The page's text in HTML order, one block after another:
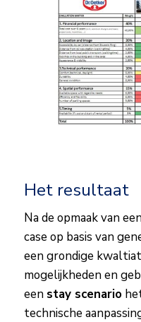
Het resultaat
Na de opmaak van
case op basis van
een grondige
mogelijkheden en
een stay scenario
technische